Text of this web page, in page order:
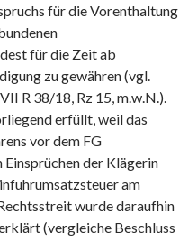
für die Vorenthaltung
für die Zeit ab
zu gewähren (vgl.
R 38/18, Rz 15, m.w.N.).
erfüllt, weil das
vor dem FG
der Klägerin
am
wurde daraufhin
(vergleiche Beschluss